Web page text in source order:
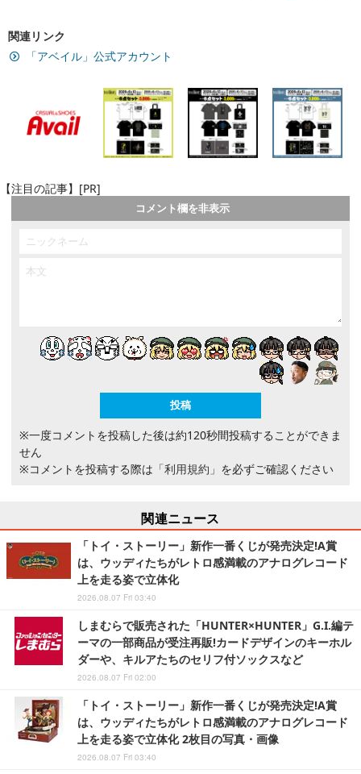
関連リンク
「アベイル」公式アカウント
【注目の記事】[PR]
コメント欄を非表示
※一度コメントを投稿した後は約120秒間投稿することができま
せん
※コメントを投稿する際は 「利用規約」 を必ずご確認ください
関連ニュース
「トイ・ストーリー」新作一番くじが発売決定!A賞
は、ウッディたちがレトロ感満載のアナログレコード
上を走る姿で立体化
2026.08.07 Fri 03:40
しまむらで販売された「HUNTER×HUNTER」G.I.編テ
ーマの一部商品が受注再販!カードデザインのキーホル
ダーや、キルアたちのセリフ付ソックスなど
2026.08.07 Fri 02:00
「トイ・ストーリー」新作一番くじが発売決定!A賞
は、ウッディたちがレトロ感満載のアナログレコード
上を走る姿で立体化 2枚目の写真・画像
2026.08.07 Fri 03:40